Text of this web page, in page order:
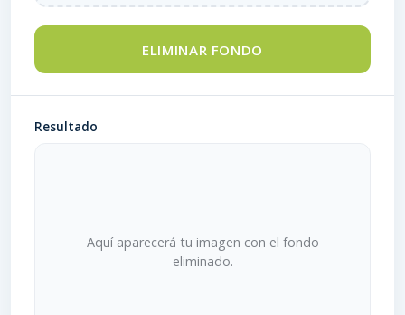
ELIMINAR FONDO
Resultado
Aquí aparecerá tu imagen con el fondo
eliminado.